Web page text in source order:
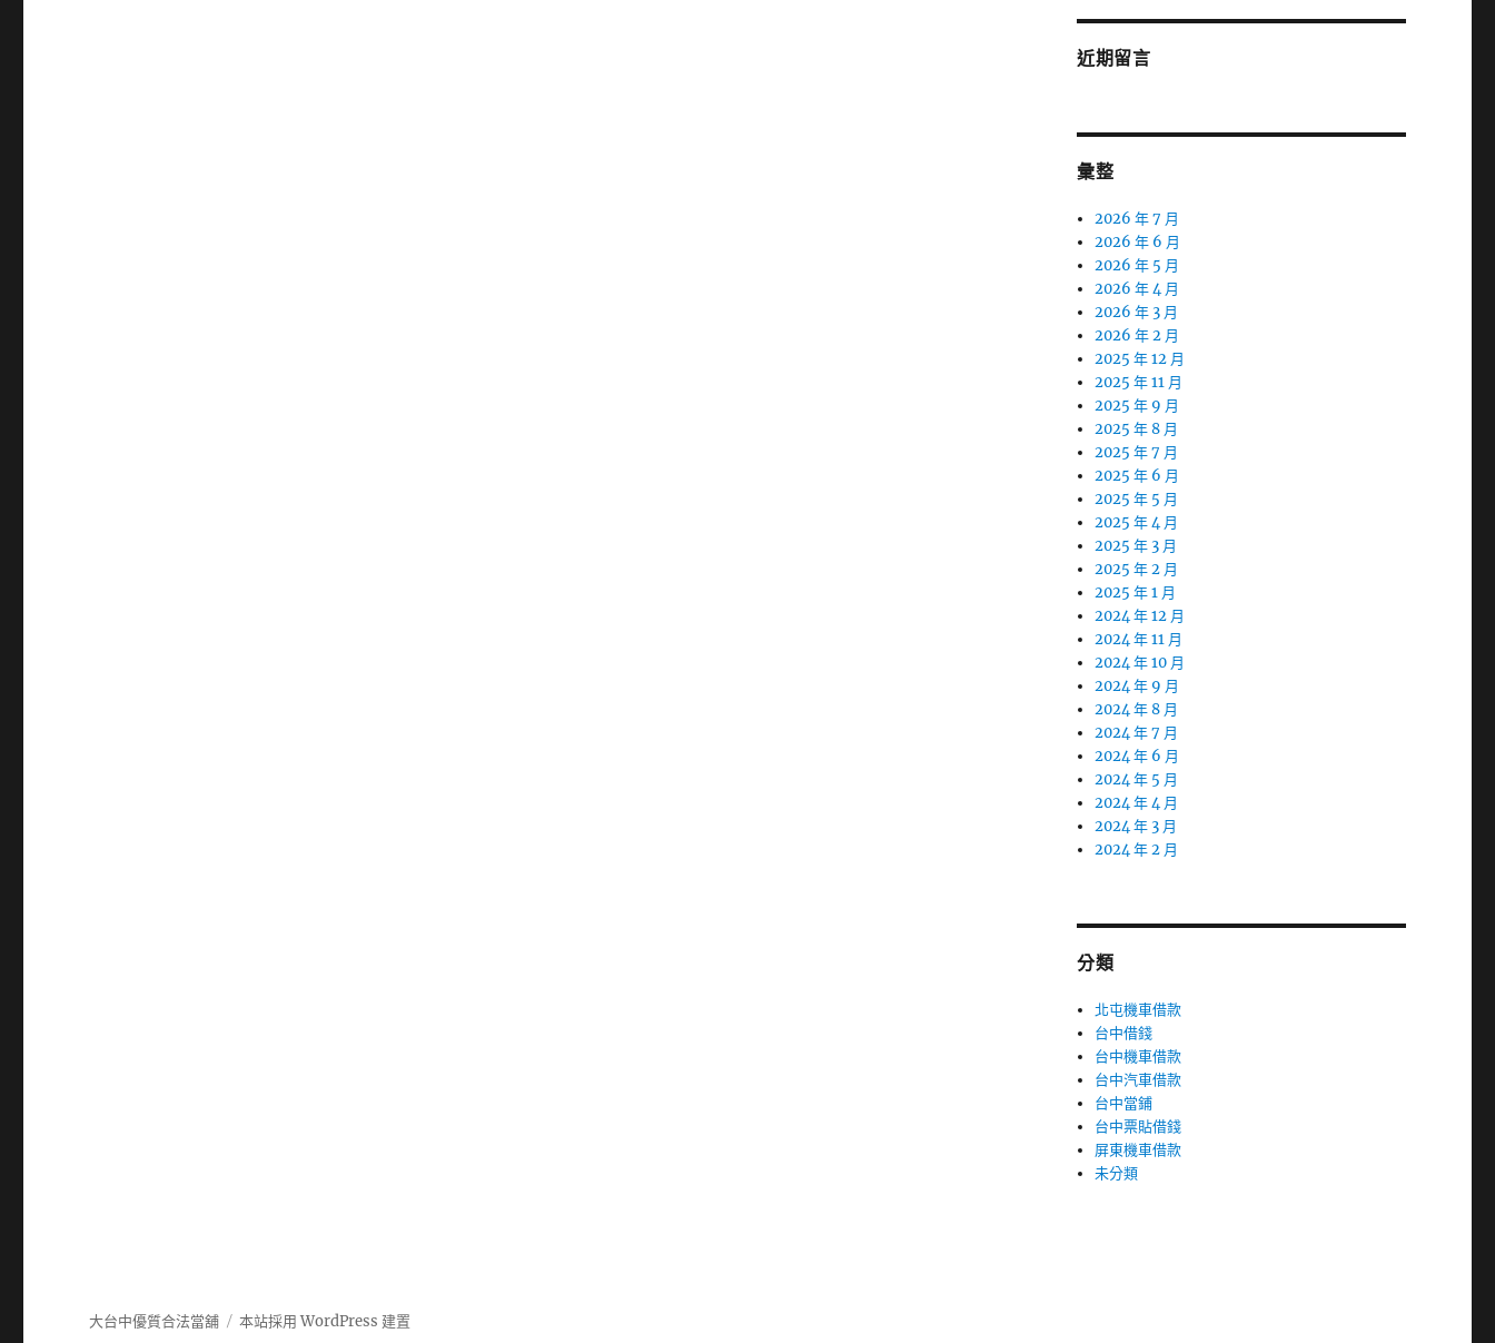
近期留言
彙整
2026 年 7 月
2026 年 6 月
2026 年 5 月
2026 年 4 月
2026 年 3 月
2026 年 2 月
2025 年 12 月
2025 年 11 月
2025 年 9 月
2025 年 8 月
2025 年 7 月
2025 年 6 月
2025 年 5 月
2025 年 4 月
2025 年 3 月
2025 年 2 月
2025 年 1 月
2024 年 12 月
2024 年 11 月
2024 年 10 月
2024 年 9 月
2024 年 8 月
2024 年 7 月
2024 年 6 月
2024 年 5 月
2024 年 4 月
2024 年 3 月
2024 年 2 月
分類
北屯機車借款
台中借錢
台中機車借款
台中汽車借款
台中當鋪
台中票貼借錢
屏東機車借款
未分類
大台中優質合法當舖 本站採用 WordPress 建置